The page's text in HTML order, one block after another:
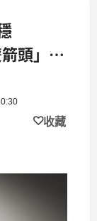
頭」；
收藏